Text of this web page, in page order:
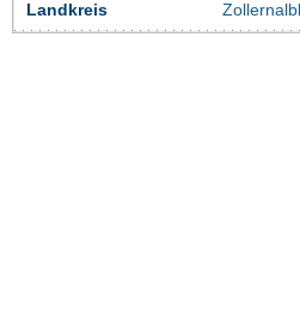
Landkreis